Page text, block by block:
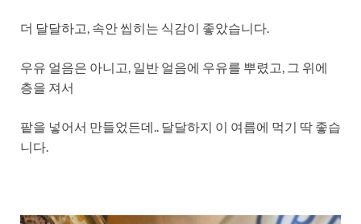
더 달달하고, 속안 씹히는 식감이 좋았습니다.
우유 얼음은 아니고, 일반 얼음에 우유를 뿌렸고, 그 위에
층을 져서
팥을 넣어서 만들었든데.. 달달하지 이 여름에 먹기 딱 좋습
니다.